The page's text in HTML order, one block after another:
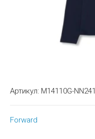
Артикул: M14110G-NN241
Forward